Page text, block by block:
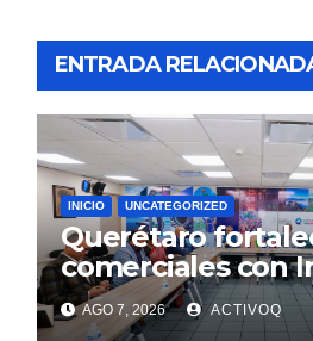
ENTRADA
INICIO UNCATEGORIZED
Querétaro
comerciales con
AGO 7, 2026 ACTIVOQ